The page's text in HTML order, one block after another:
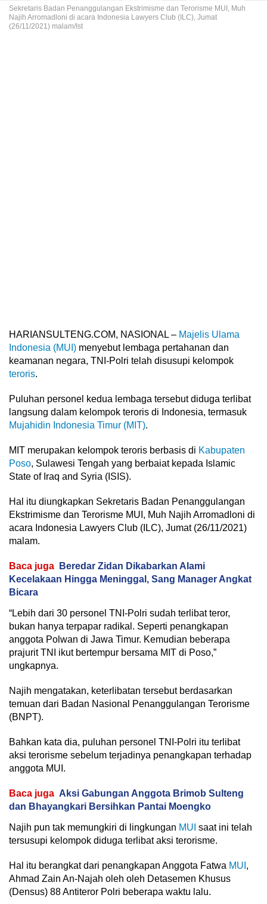
Sekretaris Badan Penanggulangan Ekstrimisme dan Terorisme MUI, Muh
Najih Arromadloni di acara Indonesia Lawyers Club (ILC), Jumat
(26/11/2021) malam/Ist
HARIANSULTENG.COM, NASIONAL – Majelis Ulama
Indonesia (MUI) menyebut lembaga pertahanan dan
keamanan negara, TNI-Polri telah disusupi kelompok
teroris.
Puluhan personel kedua lembaga tersebut diduga terlibat
langsung dalam kelompok teroris di Indonesia, termasuk
Mujahidin Indonesia Timur (MIT).
MIT merupakan kelompok teroris berbasis di Kabupaten
Poso, Sulawesi Tengah yang berbaiat kepada Islamic
State of Iraq and Syria (ISIS).
Hal itu diungkapkan Sekretaris Badan Penanggulangan
Ekstrimisme dan Terorisme MUI, Muh Najih Arromadloni di
acara Indonesia Lawyers Club (ILC), Jumat (26/11/2021)
malam.
Baca juga
Beredar Zidan Dikabarkan Alami
Kecelakaan Hingga Meninggal, Sang Manager Angkat
Bicara
“Lebih dari 30 personel TNI-Polri sudah terlibat teror,
bukan hanya terpapar radikal. Seperti penangkapan
anggota Polwan di Jawa Timur. Kemudian beberapa
prajurit TNI ikut bertempur bersama MIT di Poso,”
ungkapnya.
Najih mengatakan, keterlibatan tersebut berdasarkan
temuan dari Badan Nasional Penanggulangan Terorisme
(BNPT).
Bahkan kata dia, puluhan personel TNI-Polri itu terlibat
aksi terorisme sebelum terjadinya penangkapan terhadap
anggota MUI.
Baca juga Aksi Gabungan Anggota Brimob Sulteng
dan Bhayangkari Bersihkan Pantai Moengko
Najih pun tak memungkiri di lingkungan MUI saat ini telah
tersusupi kelompok diduga terlibat aksi terorisme.
Hal itu berangkat dari penangkapan Anggota Fatwa MUI ,
Ahmad Zain An-Najah oleh oleh Detasemen Khusus
(Densus) 88 Antiteror Polri beberapa waktu lalu.